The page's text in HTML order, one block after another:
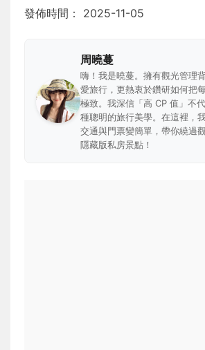
發佈時間： 2025-11-05
周曉蔓
嗨！我是曉蔓。擁有觀光管理
愛旅行，更熱衷於鑽研如何把
極致。我深信「高 CP 值」不
種聰明的旅行美學。在這裡，
交通與門票變簡單，帶你繞過
隱藏版私房景點！